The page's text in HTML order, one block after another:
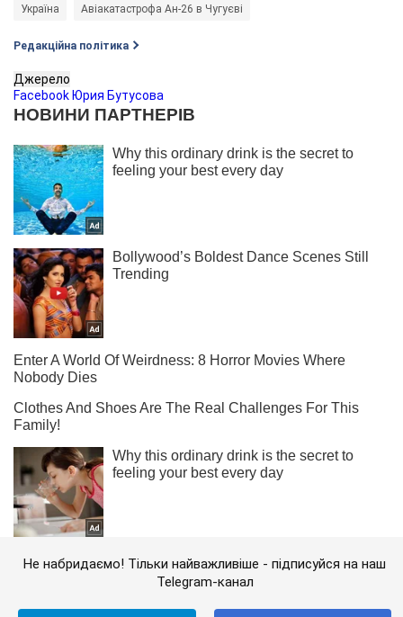
Україна Авіакатастрофа Ан-26 в Чугуєві
Редакційна політика
Джерело
Facebook Юрия Бутусова
Не набридаємо! Тільки найважливіше - підписуйся на наш
Telegram-канал